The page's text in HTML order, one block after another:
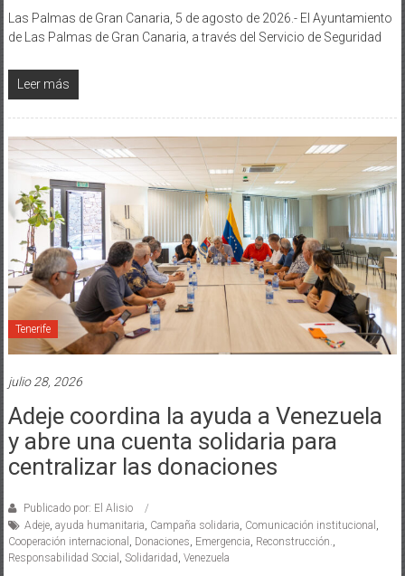
Las Palmas de Gran Canaria, 5 de agosto de 2026.- El Ayuntamiento
de Las Palmas de Gran Canaria, a través del Servicio de Seguridad
Leer más
Tenerife
julio 28, 2026
Adeje coordina la ayuda a Venezuela
y abre una cuenta solidaria para
centralizar las donaciones
Publicado por: El Alisio
Adeje, ayuda humanitaria, Campaña solidaria, Comunicación institucional ,
Cooperación internacional , Donaciones, Emergencia, Reconstrucción.,
Responsabilidad Social , Solidaridad, Venezuela